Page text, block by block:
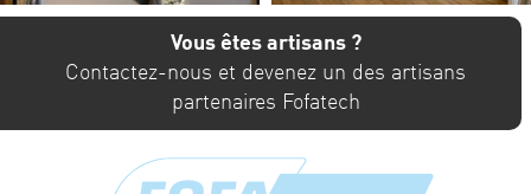
Vous êtes artisans ?
Contactez-nous et devenez un des artisans
partenaires Fofatech